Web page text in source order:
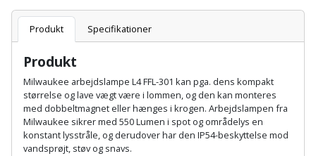
WinWin
plader
Savbuk
Savklinge
Skraber
Skruestik
Kompressor
Lader
Ligesliber
Limpistol
Lommelygte
Merchandise
Mobiltilbehør
Pavillon
Produkt Specifikationer
Produkt
Milwaukee arbejdslampe L4 FFL-301 kan pga. dens kompakt
størrelse og lave vægt være i lommen, og den kan monteres
med dobbeltmagnet eller hænges i krogen. Arbejdslampen fra
Milwaukee sikrer med 550 Lumen i spot og områdelys en
konstant lysstråle, og derudover har den IP54-beskyttelse mod
vandsprøjt, støv og snavs.